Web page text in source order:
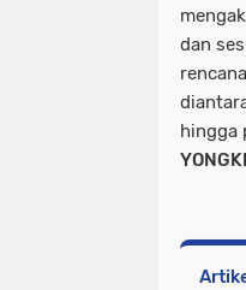
dan
hingga